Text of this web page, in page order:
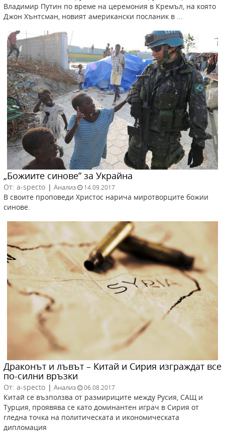
Владимир Путин по време на церемония в Кремъл, на която
Джон Хънтсман, новият американски посланик в ...
„Божиите синове” за Украйна
От: a-specto | Анализ 14.09.2017
В своите проповеди Христос нарича миротворците божии
синове.
Драконът и лъвът – Китай и Сирия изграждат все
по-силни връзки
От: a-specto | Анализ 06.08.2017
Китай се възползва от размириците между Русия, САЩ и
Турция, проявява се като доминантен играч в Сирия от
гледна точка на политическата и икономическата
дипломация